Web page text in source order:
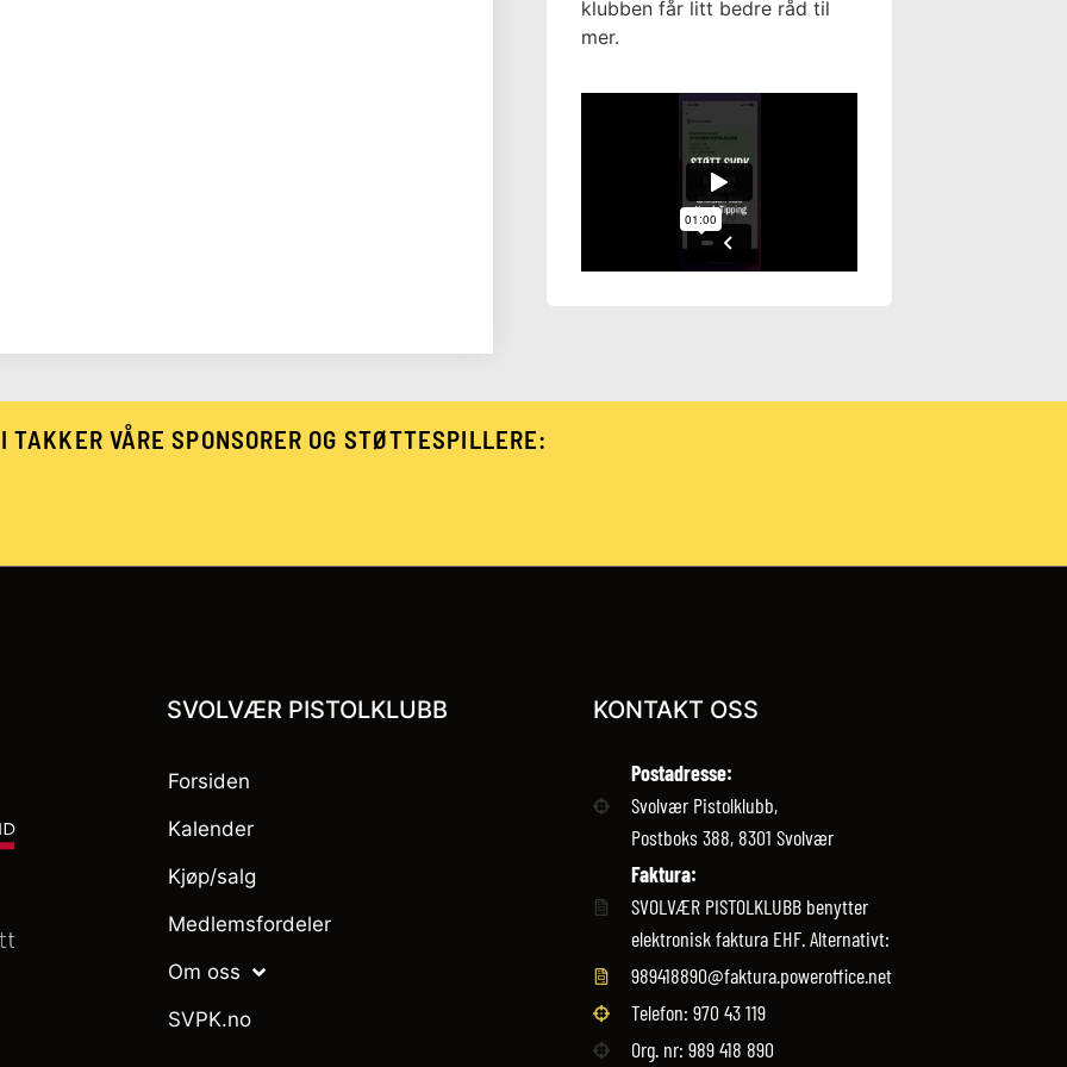
klubben får litt bedre råd til
mer.
TAKKER VÅRE SPONSORER OG STØTTESPILLERE:
SVOLVÆR PISTOLKLUBB
Forsiden
Kalender
Kjøp/salg
Medlemsfordeler
Om oss
SVPK.no
KONTAKT OSS
Postadresse:
Svolvær Pistolklubb,
Postboks 388, 8301 Svolvær
Faktura:
SVOLVÆR PISTOLKLUBB benytter
elektronisk faktura EHF. Alternativt:
989418890@faktura.poweroffice.net
Telefon: 970 43 119‬
Org. nr: 989 418 890